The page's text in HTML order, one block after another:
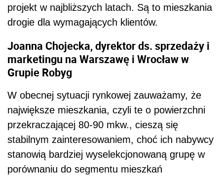
projekt w najbliższych latach. Są to mieszkania
drogie dla wymagających klientów.
Joanna Chojecka, dyrektor ds. sprzedaży i
marketingu na Warszawę i Wrocław w
Grupie Robyg
W obecnej sytuacji rynkowej zauważamy, że
największe mieszkania, czyli te o powierzchni
przekraczającej 80-90 mkw., cieszą się
stabilnym zainteresowaniem, choć ich nabywcy
stanowią bardziej wyselekcjonowaną grupę w
porównaniu do segmentu mieszkań